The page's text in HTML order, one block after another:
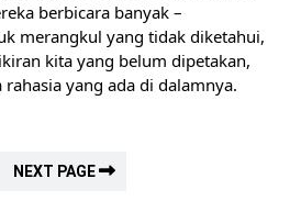
berbicara banyak –
merangkul yang tidak diketahui,
kita yang belum dipetakan,
yang ada di dalamnya.
NEXT PAGE